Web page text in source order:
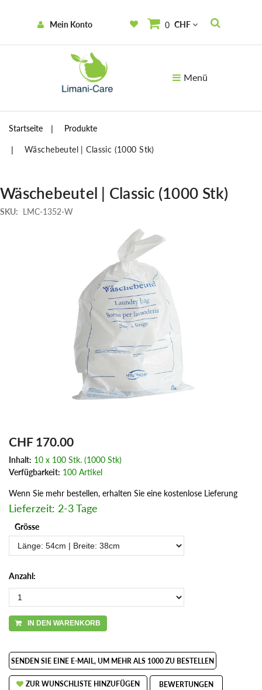
Mein Konto 0 CHF
Menü
Startseite Produkte
Wäschebeutel | Classic (1000 Stk)
Wäschebeutel | Classic (1000 Stk)
SKU: LMC-1352-W
CHF 170.00
Inhalt: 10 x 100 Stk. (1000 Stk)
Verfügbarkeit: 100 Artikel
Wenn Sie mehr bestellen, erhalten Sie eine kostenlose Lieferung
Lieferzeit: 2-3 Tage
Grösse
Anzahl:
IN DEN WARENKORB
SENDEN SIE EINE E-MAIL, UM MEHR ALS 1000 ZU BESTELLEN
ZUR WUNSCHLISTE HINZUFÜGEN BEWERTUNGEN